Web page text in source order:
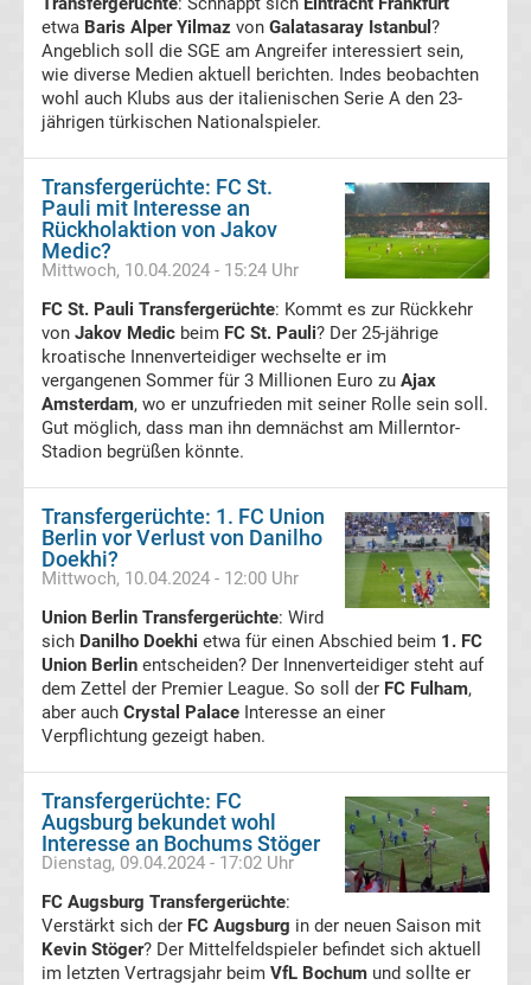
Conference
League
Tabelle
Formel
Rennkalender
Transfergerüchte
News
News
DAZN
Programm
&
Telekom
etwa Baris Alper Yilmaz von Galatasaray Istanbul ?
Angeblich soll die SGE am Angreifer interessiert sein,
wie diverse Medien aktuell berichten. Indes beobachten
wohl auch Klubs aus der italienischen Serie A den 23-
jährigen türkischen Nationalspieler.
Transfergerüchte: FC St.
Pauli mit Interesse an
Rückholaktion von Jakov
Medic?
Mittwoch, 10.04.2024 - 15:24 Uhr
FC St. Pauli Transfergerüchte: Kommt es zur Rückkehr
von Jakov Medic beim FC St. Pauli? Der 25-jährige
kroatische Innenverteidiger wechselte er im
vergangenen Sommer für 3 Millionen Euro zu Ajax
Amsterdam, wo er unzufrieden mit seiner Rolle sein soll.
Gut möglich, dass man ihn demnächst am Millerntor-
Stadion begrüßen könnte.
Transfergerüchte: 1. FC Union
Berlin vor Verlust von Danilho
Doekhi?
Mittwoch, 10.04.2024 - 12:00 Uhr
Union Berlin Transfergerüchte: Wird
sich Danilho Doekhi etwa für einen Abschied beim 1. FC
Union Berlin entscheiden? Der Innenverteidiger steht auf
dem Zettel der Premier League. So soll der FC Fulham,
aber auch Crystal Palace Interesse an einer
Verpflichtung gezeigt haben.
Transfergerüchte: FC
Augsburg bekundet wohl
Interesse an Bochums Stöger
Dienstag, 09.04.2024 - 17:02 Uhr
FC Augsburg Transfergerüchte:
Verstärkt sich der FC Augsburg in der neuen Saison mit
Kevin Stöger? Der Mittelfeldspieler befindet sich aktuell
im letzten Vertragsjahr beim VfL Bochum und sollte er